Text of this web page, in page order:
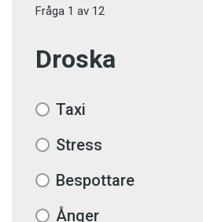
Fråga 1 av 12
Droska
Taxi
Stress
Bespottare
Ånger